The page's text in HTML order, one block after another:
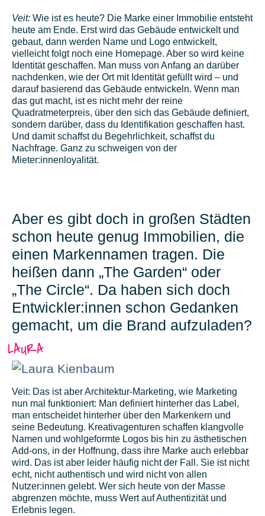
Veit: Wie ist es heute? Die Marke einer Immobilie entsteht
heute am Ende. Erst wird das Gebäude entwickelt und
gebaut, dann werden Name und Logo entwickelt,
vielleicht folgt noch eine Homepage. Aber so wird keine
Identität geschaffen. Man muss von Anfang an darüber
nachdenken, wie der Ort mit Identität gefüllt wird – und
darauf basierend das Gebäude entwickeln. Wenn man
das gut macht, ist es nicht mehr der reine
Quadratmeterpreis, über den sich das Gebäude definiert,
sondern darüber, dass du Identifikation geschaffen hast.
Und damit schaffst du Begehrlichkeit, schaffst du
Nachfrage. Ganz zu schweigen von der
Mieter:innenloyalität.
Aber es gibt doch in großen Städten
schon heute genug Immobilien, die
einen Markennamen tragen. Die
heißen dann „The Garden“ oder
„The Circle“. Da haben sich doch
Entwickler:innen schon Gedanken
gemacht, um die Brand aufzuladen?
LAURA
Veit: Das ist aber Architektur-Marketing, wie Marketing
nun mal funktioniert: Man definiert hinterher das Label,
man entscheidet hinterher über den Markenkern und
seine Bedeutung. Kreativagenturen schaffen klangvolle
Namen und wohlgeformte Logos bis hin zu ästhetischen
Add-ons, in der Hoffnung, dass ihre Marke auch erlebbar
wird. Das ist aber leider häufig nicht der Fall. Sie ist nicht
echt, nicht authentisch und wird nicht von allen
Nutzer:innen gelebt. Wer sich heute von der Masse
abgrenzen möchte, muss Wert auf Authentizität und
Erlebnis legen.